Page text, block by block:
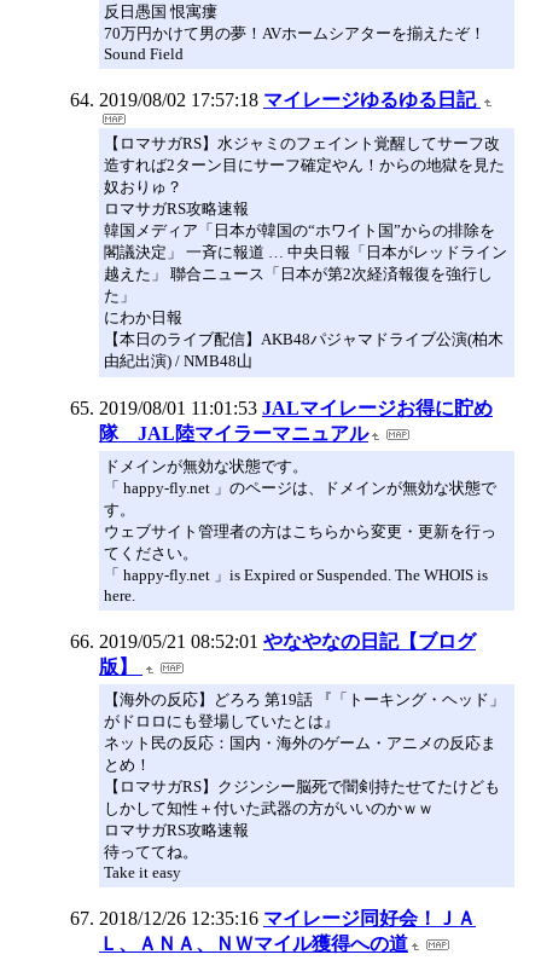
反日愚国 恨寓瘻
70万円かけて男の夢！AVホームシアターを揃えたぞ！
Sound Field
2019/08/02 17:57:18 マイレージゆるゆる日記
【ロマサガRS】水ジャミのフェイント覚醒してサーフ改
造すれば2ターン目にサーフ確定やん！からの地獄を見た
奴おりゅ？
ロマサガRS攻略速報
韓国メディア「日本が韓国の“ホワイト国”からの排除を
閣議決定」 一斉に報道 … 中央日報「日本がレッドライン
越えた」 聯合ニュース「日本が第2次経済報復を強行し
た」
にわか日報
【本日のライブ配信】AKB48パジャマドライブ公演(柏木
由紀出演) / NMB48山
2019/08/01 11:01:53 JALマイレージお得に貯め
隊 JAL陸マイラーマニュアル
ドメインが無効な状態です。
「 happy-fly.net 」のページは、ドメインが無効な状態で
す。
ウェブサイト管理者の方はこちらから変更・更新を行っ
てください。
「 happy-fly.net 」is Expired or Suspended. The WHOIS is
here.
2019/05/21 08:52:01 やなやなの日記【ブログ
版】
【海外の反応】どろろ 第19話 『「トーキング・ヘッド」
がドロロにも登場していたとは』
ネット民の反応：国内・海外のゲーム・アニメの反応ま
とめ！
【ロマサガRS】クジンシー脳死で闇剣持たせてたけども
しかして知性＋付いた武器の方がいいのかｗｗ
ロマサガRS攻略速報
待っててね。
Take it easy
2018/12/26 12:35:16 マイレージ同好会！ＪＡ
Ｌ、ＡＮＡ、ＮＷマイル獲得への道